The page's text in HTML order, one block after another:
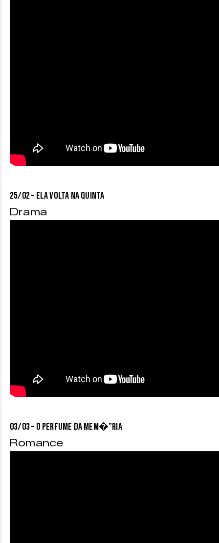
25/02 – ELA VOLTA NA QUINTA
Drama
03/03 – O PERFUME DA MEM�”RIA
Romance